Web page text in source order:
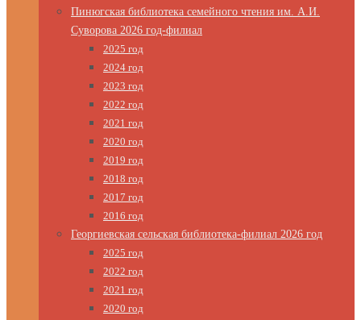
Пинюгская библиотека семейного чтения им. А.И.
Суворова 2026 год-филиал
2025 год
2024 год
2023 год
2022 год
2021 год
2020 год
2019 год
2018 год
2017 год
2016 год
Георгиевская сельская библиотека-филиал 2026 год
2025 год
2022 год
2021 год
2020 год